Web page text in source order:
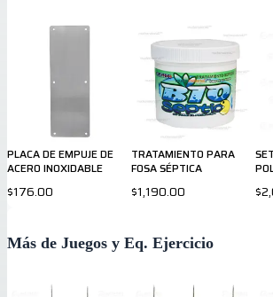
PLACA DE EMPUJE DE
ACERO INOXIDABLE
$176.00
TRATAMIENTO PARA
FOSA SÉPTICA
$1,190.00
Más de Juegos y Eq. Ejercicio